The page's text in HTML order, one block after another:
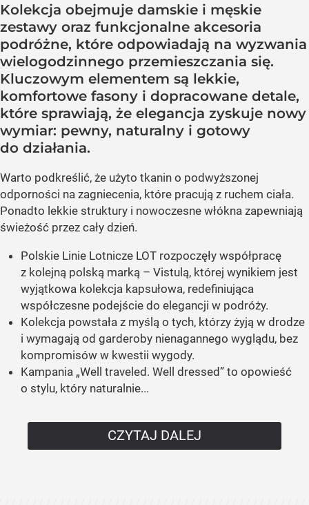
Kolekcja obejmuje damskie i męskie
zestawy oraz funkcjonalne akcesoria
podróżne, które odpowiadają na wyzwania
wielogodzinnego przemieszczania się.
Kluczowym elementem są lekkie,
komfortowe fasony i dopracowane detale,
które sprawiają, że elegancja zyskuje nowy
wymiar: pewny, naturalny i gotowy
do działania.
Warto podkreślić, że użyto tkanin o podwyższonej
odporności na zagniecenia, które pracują z ruchem ciała.
Ponadto lekkie struktury i nowoczesne włókna zapewniają
świeżość przez cały dzień.
Polskie Linie Lotnicze LOT rozpoczęły współpracę
z kolejną polską marką – Vistulą, której wynikiem jest
wyjątkowa kolekcja kapsułowa, redefiniująca
współczesne podejście do elegancji w podróży.
Kolekcja powstała z myślą o tych, którzy żyją w drodze
i wymagają od garderoby nienagannego wyglądu, bez
kompromisów w kwestii wygody.
Kampania „Well traveled. Well dressed” to opowieść
o stylu, który naturalnie...
CZYTAJ DALEJ